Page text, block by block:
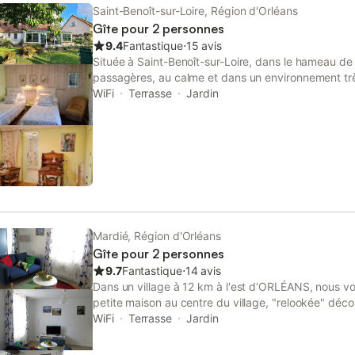
couverts. Nous pouvons réserver chez notre
apéritif pour 2 personnes à 25 €. La Suite Familiale
dispose de 2 chambres séparées : La Douillette,
peut accueillir un lit bébé et La Baroque chambre
queen size et un canapé cli-clac pour une
douche hydromassante et les toilettes séparés se
Saint-Benoît-sur-Loire, Région d'Orléans
Gîte pour 2 personnes
9.4Fantastique⋅15 avis
Située à Saint-Benoît-sur-Loire, dans le hameau
passagères, au calme et dans un environnement
Borde est une maison d’hôtes ! Mireille et
WiFi Terrasse Jardin
Mardié, Région d'Orléans
Gîte pour 2 personnes
9.7Fantastique⋅14 avis
Dans un village à 12 km à l'est d'ORLÉANS, nous
petite maison au centre du village, "relookée"
proximité du canal d'Orléans et de la Loire. Un
WiFi Terrasse Jardin